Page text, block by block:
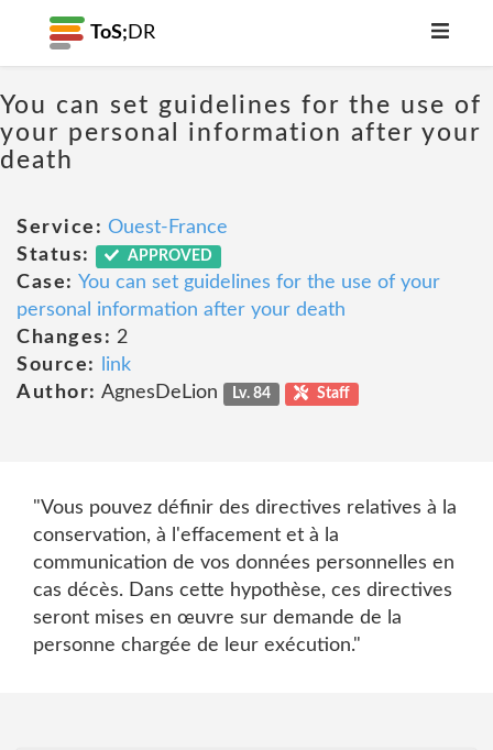
ToS; DR
You can set guidelines for the use of
your personal information after your
death
Service: Ouest-France
Status:
APPROVED
Case: You can set guidelines for the use of your
personal information after your death
Changes: 2
Source:
link
Author: AgnesDeLion Lv. 84 Staff
"Vous pouvez définir des directives relatives à la
conservation, à l'effacement et à la
communication de vos données personnelles en
cas décès. Dans cette hypothèse, ces directives
seront mises en œuvre sur demande de la
personne chargée de leur exécution."